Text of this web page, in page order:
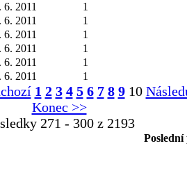
6. 2011
1
6. 2011
1
6. 2011
1
6. 2011
1
6. 2011
1
6. 2011 1
1 2 3 4 5 6 7 8 9 10
Konec >>
271 - 300 z 2193